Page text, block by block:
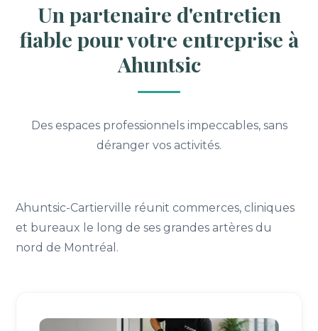
Un partenaire d'entretien
fiable pour votre entreprise à
Ahuntsic
Des espaces professionnels impeccables, sans
déranger vos activités.
Ahuntsic-Cartierville réunit commerces, cliniques
et bureaux le long de ses grandes artères du
nord de Montréal.